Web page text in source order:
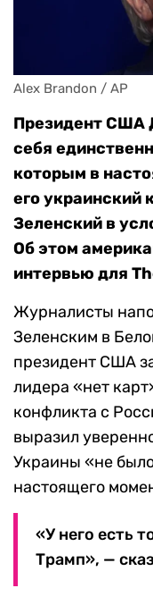
Alex Brandon / AP
Президент США
себя
которым в
его украинский
Зеленский в
Об этом
интервью для
Журналисты
Зеленским в
президент США
лидера «нет
конфликта с
выразил
Украины «не
настоящего
«У него есть
Трамп», —